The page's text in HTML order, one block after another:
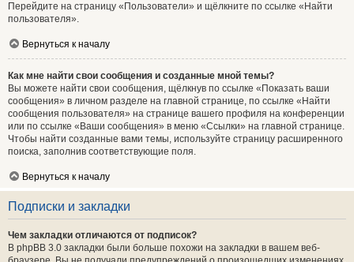
Перейдите на страницу «Пользователи» и щёлкните по ссылке «Найти
пользователя».
Вернуться к началу
Как мне найти свои сообщения и созданные мной темы?
Вы можете найти свои сообщения, щёлкнув по ссылке «Показать ваши
сообщения» в личном разделе на главной странице, по ссылке «Найти
сообщения пользователя» на странице вашего профиля на конференции
или по ссылке «Ваши сообщения» в меню «Ссылки» на главной странице.
Чтобы найти созданные вами темы, используйте страницу расширенного
поиска, заполнив соответствующие поля.
Вернуться к началу
Подписки и закладки
Чем закладки отличаются от подписок?
В phpBB 3.0 закладки были больше похожи на закладки в вашем веб-